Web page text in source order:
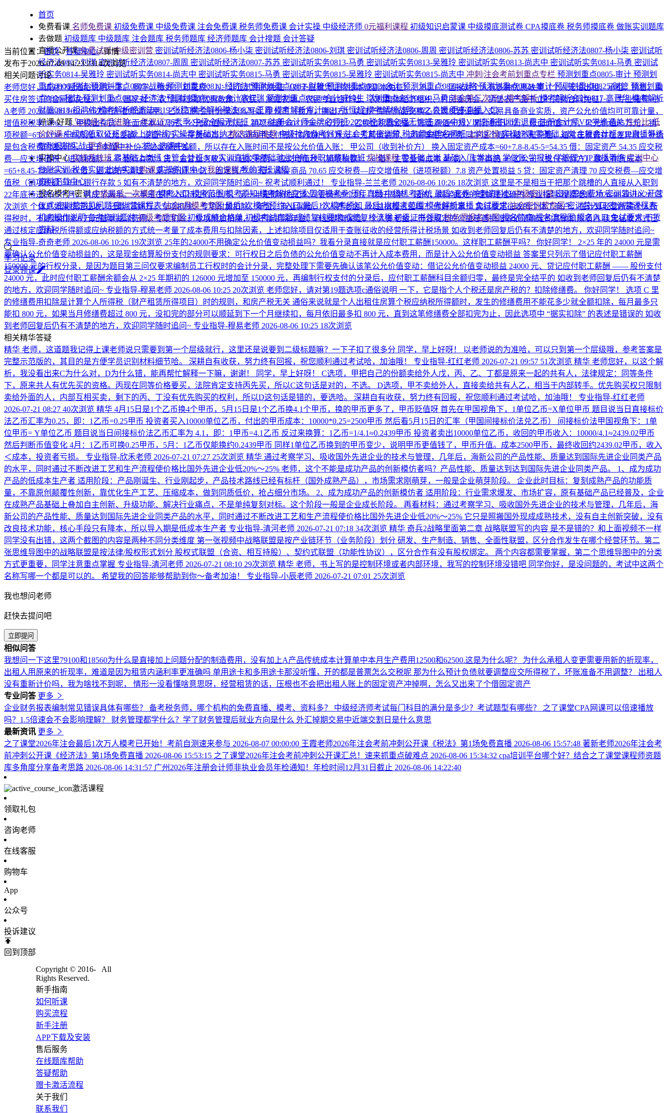
首页
免费看课 名师免费课 初级免费课 中级免费课 注会免费课 税务师免费课 会计实操 中级经济师 0元福利课程 初级知识启蒙课 中级摸底测试卷 CPA摸底卷 税务师摸底卷 做账实训题库
去做题 初级题库 中级题库 注会题库 税务师题库 经济师题库 会计搜题 会计答疑
直播公开课免费试听|中级密训营 密训试听经济法0806-杨小柒 密训试听经济法0806-刘琪 密训试听经济法0806-周周 密训试听经济法0806-苏苏 密训试听经济法0807-杨小柒 密训试听
经济法0807-刘琪密训试听经济法0807-周周 密训试听经济法0807-苏苏 密训试听实务0813-马勇 密训试听实务0813-吴雅玲 密训试听实务0813-尚志中 密训试听实务0814-马勇 密训试
听实务0814-吴雅玲 密训试听实务0814-尚志中 密训试听实务0815-马勇 密训试听实务0815-吴雅玲 密训试听实务0815-尚志中 冲刺|注会考前划重点专栏 预测划重点0805-审计 预测划
重点0806-税法预测划重点0807-战略预测划重点0811-经济法预测划重点0812-财管预测划重点0813-会计预测划重点0824-战略预测划重点0824-审计预测划重点0825-财管 预测划重
点0826-税法预测划重点0827-经济法预测划重点0828-会计高红瑞预测划重点0828-会计戚纯生 💥划重点会计0804-马勇注会第三次万人模考解析模考解析会计0817-高晋华模考解析
财管0818-祖鸿伟模考解析经济法0819-张稳模考解析税法0820-王霞模考解析审计0821-张恒超模考解析战略0822-袁媛更多直播入口
好课·好题 🚀初级考后进阶·一年双证26考季·中级全程无忧班 2027·注册会计师金牌名师班2026·税务师全程无忧班2026中级VIP速通密训班退费·注册会计师VIP学练通关性价比·低
价好课中级超值取证班实战上岗学练实操零基础出纳精选课程推荐中级抢先备考好课注会考前密训营 税务师金牌名师班上岗实操实操好课零基础上岗主管会计班VIP直播带练
做账报税实战更多好课>>>→进入选课中心
实操中心实操系统班零基础上岗班主管会计班VIP实训直播零基础就业护航升职加薪私教班实操课程零基础上岗 基础入门学出纳 学做账学报税学管理VIP直播带练实训中心
做账实训税务实训出纳实训购课实操购课中心我的课程我的实操课程
资料下载中心
报名模考+密训中级最后一次模考模考入口模考范围模考须知模考解析直播历年模考卷历年真题中级机考系统 最后3套卷冲刺资料包中级密训营密训营免费场密训营讲义开营
仪式密训营常见问题密训营课程表注会8月模考专区最后1次模考预约入口最后1次模考须知 最后1次模考范围模考解析直播 免试要求注会密训营专区密训营入口密训营课程表
机考操作说明备考资料汇总初级考后专区初级成绩合格单初级考试真题成绩复核要求成绩复核流程初级证书领取税务师报名专区报名简章报名流程图报名入口免试要求干货
资料
学习记录
登录领课
当前位置：首页/答疑中心/详情
发布于2026-07-09 14:23:2314次浏览
相关问题讨论
老师您好，请对17题通俗说明一下。同学，你好！ 印花税：A：非正式用的免征（对于应税凭证的抄本或副本免征）； B、C：国家对个人有多种优惠政策（个人无论出租、承租、销售、购
买住房签订的合同都免征）； D：国家对“三农”具有多项优惠政策（农民、家庭农场、农民专业合作社、农村集体经济组织、村民委员会，销售农产品书立的买卖合同免征）。专业指导-小
A老师 2026-08-06 10:2626次浏览老师请问甲、乙公司的会计分录怎么写呢 甲公司（我方，换出方）以自产库存商品交换乙公司机器设备，交易具备商业实质，资产公允价值均可可靠计量，
增值税税率13%。 1. 甲换出存货：账面成本40万元，公允价值60万元，销项税额=60×13%=7.8万元 2. 乙换出机器设备：账面原值90万，累计折旧20万，账面价值70万，公允价值65万元，销
项税额=65×13%=8.45万元 3. 公允差额：设备65万 ＞ 存货60万，乙公司向甲支付银行存款补价5万元 4. 无其他装卸、运输等相关税费同学这个题目是不是原题，通常在税费存在差异时，补价
是包含税费的差异的， 由于本题中补价不包含税费差额，所以存在入账时间不是按公允价值入账： 甲公司（收到补价方） 换入固定资产成本=60+7.8-8.45-5=54.35 借：固定资产 54.35 应交税
费—应交增值税（进项税额）8.45 银行存款 5 贷：主营业务收入 60 应交税费—应交增值税（销项税额）7.8 借：主营业务成本 40 贷：库存商品 40 乙公司（支付补价方） 换入存货成本
=65+8.45-7.8+5=70.65 借：固定资产清理 70 累计折旧 20 贷：固定资产 90 借：库存商品 70.65 应交税费—应交增值税（进项税额）7.8 资产处置损益 5 贷：固定资产清理 70 应交税费—应交增
值税（销项税额）8.45 银行存款 5 如有不清楚的地方，欢迎同学随时追问~ 祝考试顺利通过！
专业指导-兰兰老师 2026-08-06 10:26 18次浏览 这里是不是相当于把那个跳槽的人直接从入职到
22年底待过的15个月。劈成了两半。一半是在甲公司待过的6个月，另一半是即将在乙公司要待的9个月。你好同学！ 是的，同学此处的理解是准确的专业指导-穆易老师2026-08-06 10:2613
次浏览 个体户如果核定征收，还能扣除6万、专项扣除、专项附加扣除、年金、商业保险、个人养老金、公益捐赠这些吗？你好同学！ 实行核定征收的个体工商户，在计算经营所得个人所
得税时，不能再扣除 6 万元基本减除费用、专项扣除、专项附加扣除，也不能扣除年金、商业健康保险、个人养老金、符合规定的公益慈善捐赠等依法确定的其他扣除项目 核定征收方式已
通过核定应纳税所得额或应纳税额的方式统一考量了成本费用与扣除因素，上述扣除项目仅适用于查账征收的经营所得计税场景 如收到老师回复后仍有不清楚的地方，欢迎同学随时追问~
专业指导-奇奇老师 2026-08-06 10:26 19次浏览 25年的24000不用确定公允价值变动损益吗？我看分录直接就是应付职工薪酬150000。这样职工薪酬平吗？ 你好同学！ 2×25 年的 24000 元是需
要确认公允价值变动损益的，这是现金结算股份支付的规则要求：可行权日之后负债的公允价值变动不再计入成本费用，而是计入公允价值变动损益 答案里只列示了借记应付职工薪酬
150000 元的行权分录，是因为题目第三问仅要求编制员工行权时的会计分录，完整处理下需要先确认该笔公允价值变动：借记公允价值变动损益 24000 元、贷记应付职工薪酬 —— 股份支付
24000 元，此时应付职工薪酬余额会从 2×25 年期初的 126000 元增加至 150000 元，再编制行权支付的分录后，应付职工薪酬科目余额归零，最终是完全结平的 如收到老师回复后仍有不清楚
的地方，欢迎同学随时追问~ 专业指导-穆易老师 2026-08-06 10:25 20次浏览 老师您好，请对第19题选项c通俗说明 一下，它是指个人个税还是房产税的？扣除修缮费。 你好同学！ 选项 C 里
的修缮费用扣除是计算个人所得税（财产租赁所得项目）时的规则，和房产税无关 通俗来说就是个人出租住房算个税应纳税所得额时，发生的修缮费用不能花多少就全额扣除，每月最多只
能扣 800 元，如果当月修缮费超过 800 元，没扣完的部分可以顺延到下一个月继续扣，每月依旧最多扣 800 元，直到这笔修缮费全部扣完为止，因此选项中 “据实扣除” 的表述是错误的 如收
到老师回复后仍有不清楚的地方，欢迎同学随时追问~ 专业指导-穆易老师 2026-08-06 10:25 18次浏览
相关精华答疑
精华 老师，这道题我记得上课老师说只需要到第一个层级就行，这里还是说要到二级标题嘛？一下子扣了很多分 同学，早上好呀！ 以老师说的为准哈，可以只到第一个层级哦，参考答案是
完整示范版的，其目的是方便学员识别材料细节哈。 深耕自有收获，努力终有回报，祝您顺利通过考试哈，加油哦！
专业指导-红红老师 2026-07-21 09:57 51次浏览 精华 老师您好，以这个解
析，我没看出来C为什么对，D为什么错，能再帮忙解释一下嘛，谢谢！
同学，早上好呀！ C选项，甲把自己的份额卖给外人戊，丙、乙、丁都是原来一起的共有人，法律规定：同等条件
下，原来共人有优先买的资格。丙现在同等价格要买，法院肯定支持丙先买，所以C这句话是对的，不选。 D选项，甲不卖给外人，直接卖给共有人乙，相当于内部转手。优先购买权只限制
卖给外面的人，内部互相买卖，剩下的丙、丁没有优先购买的权利，所以D这句话是错的，要选哈。 深耕自有收获，努力终有回报，祝您顺利通过考试哈，加油哦！
专业指导-红红老师
2026-07-21 08:27 40次浏览 精华 4月15日是1个乙币换4个甲币，5月15日是1个乙币换4.1个甲币，换的甲币更多了，甲币贬值呀 首先在甲国视角下，1单位乙币=X单位甲币 题目说当日直接标价
法乙币汇率为0.25，即：1乙币=0.25甲币 投资者买入10000单位乙币，付出的甲币成本：10000*0.25=2500甲币 然后看5月15日的汇率（甲国间接标价法兑乙币） 间接标价法甲国视角下：1单
位甲币= Y单位乙币 题目说当日间接标价法乙币汇率为 4.1，即：1甲币=4.1乙币 反过来换算：1乙币=1/4.1≈0.2439甲币 投资者卖出10000单位乙币，收回的甲币收入：10000/4.1≈2439.02甲币
然后判断币值变化 4月：1乙币可换0.25甲币，5月：1乙币仅能换约0.2439甲币 同样1单位乙币换到的甲币变少，说明甲币更值钱了，甲币升值。成本2500甲币，最终收回约2439.02甲币，收入
＜成本，投资者亏损。
专业指导-欣禾老师 2026-07-21 07:27 25次浏览 精华 通过考察学习、吸收国外先进企业的技术与管理，几年后，海新公司的产品性能、质量达到国际先进企业同类产品
的水平，同时通过不断改进工艺和生产流程使价格比国外先进企业低20%～25% 老师，这个不能是成功产品的创新模仿者吗？产品性能、质量达到达到国际先进企业同类产品。 1、成为成功
产品的低成本生产者 适用阶段：产品刚诞生、行业刚起步，产品技术路线已经有标杆（国外成熟产品），市场需求刚萌芽，一般是企业萌芽阶段。 企业此时目标：复刻成熟产品的功能质
量，不靠原创颠覆性创新，靠优化生产工艺、压缩成本，做到同质低价，抢占细分市场。 2、成为成功产品的创新模仿者 适用阶段：行业需求爆发、市场扩容，原有基础产品已经普及，企业
在成熟产品基础上叠加自主创新、升级功能、解决行业痛点，不是单纯复刻对标。这个阶段一般是企业成长阶段。 再看材料：通过考察学习、吸收国外先进企业的技术与管理，几年后，海
新公司的产品性能、质量达到国际先进企业同类产品的水平，同时通过不断改进工艺和生产流程使价格比国外先进企业低20%～25% 它只是照搬国外现成成熟技术，没有自主创新突破，没有
改良技术功能，核心手段只有降本，所以导入期是低成本生产者 专业指导-清河老师 2026-07-21 07:18 34次浏览 精华 奇兵2战略里面第二章 战略联盟写的内容 是不是错的？和上面视频不一样
同学没有出错，这两个截图的内容是两种不同分类维度 第一张视频中战略联盟是按产业链环节（业务阶段）划分 研发、生产制造、销售、全面性联盟，区分合作发生在哪个经营环节。 ​ 第二
张思维导图中的战略联盟是按法律/股权形式划分 股权式联盟（合资、相互持股）、契约式联盟（功能性协议），区分合作有没有股权绑定。 两个内容都需要掌握，第二个思维导图中的分类
方式更重要，同学注意重点掌握 专业指导-清河老师 2026-07-21 08:10 29次浏览 精华 老师，书上写的是控制环境或者内部环境，我写的控制环境没错吧 同学你好，是没问题的，考试中这两个
名称写哪一个都是可以的。 希望我的回答能够帮助到你～备考加油！
专业指导-小辰老师 2026-07-21 07:01 25次浏览
我也想问老师
赶快去提问吧
立即提问
相似问答
我想问一下这里79100和18560为什么是直接加上问题分配的制造费用，没有加上A产品传统成本计算单中本月生产费用12500和62500.这是为什么呢？ 为什么承租人变更需要用新的折现率，
出租人用原来的折现率，难道是因为租赁内涵利率更准确吗 单用途卡和多用途卡那没听懂，开的都是普票怎么交税呢 那为什么预计负债就要调整应交所得税了，坏账准备不用调整？ 出租人
没有重新计价吗，我为啥找不到呢， 情形一没看懂啥意思呀，经营租赁的话，压根也不会把出租人账上的固定资产冲掉啊，怎么又出来了个借固定资产
专业问答 更多
企业财务报表编制常见错误具体有哪些？ 备考税务师，哪个机构的免费直播、模考、资料多？ 中级经济师考试每门科目的满分是多少？考试题型有哪些？ 之了课堂CPA网课可以倍速播放
吗？1.5倍速会不会影响理解？ 财务管理都学什么？学了财务管理后就业方向是什么 外汇掉期交易中近端交割日是什么意思
最新资讯 更多
之了课堂2026年注会最后1次万人模考已开始！考前自测速来参与 2026-08-07 00:00:00 王霞老师2026年注会考前冲刺公开课《税法》第1场免费直播 2026-08-06 15:57:48 著新老师2026年注会考
前冲刺公开课《经济法》第1场免费直播 2026-08-06 15:53:15 之了课堂2026年注会考前冲刺公开课汇总！速来抓重点破难点 2026-08-06 15:34:32 cpa培训平台哪个好？结合之了课堂课程师资题
库多角度分享备考思路 2026-08-06 14:31:57 广州2026年注册会计师非执业会员年检通知！年检时间12月31日截止 2026-08-06 14:22:40
激活课程
领取礼包
咨询老师
在线客服
购物车
App
公众号
投诉建议
回到顶部
Copyright © 2016-
All
Rights Reserved.
新手指南
如何听课
购买流程
新手注册
APP下载及安装
售后服务
在线题库帮助
答疑帮助
赠卡激活流程
关于我们
联系我们